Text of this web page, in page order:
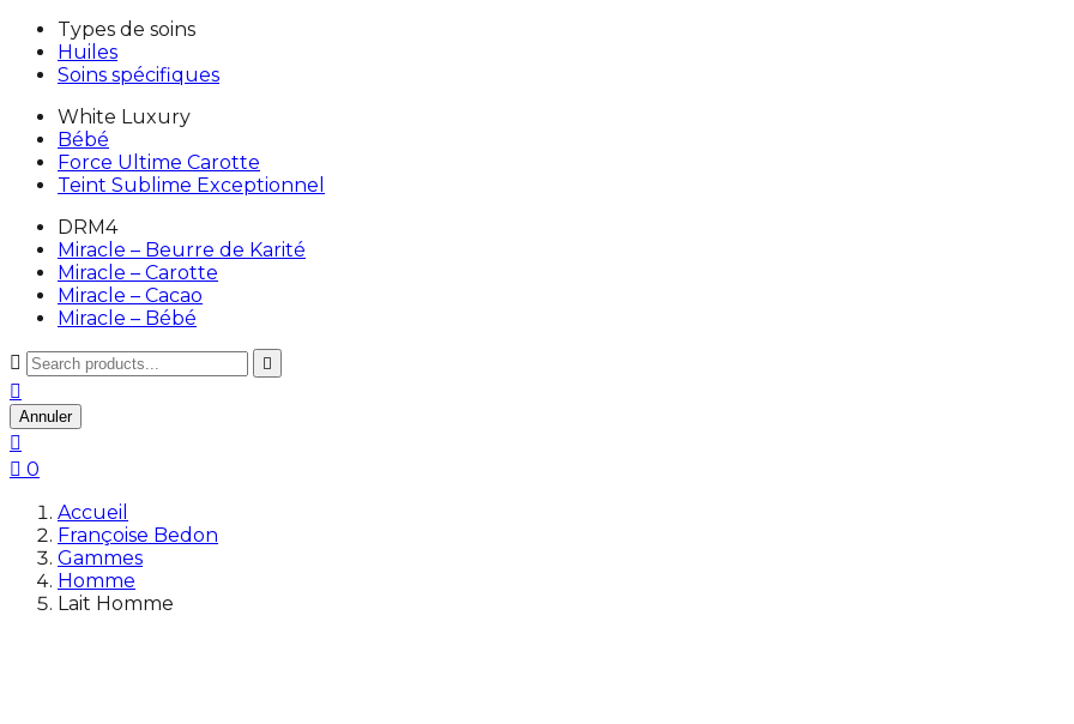
Types de soins
Huiles
Soins spécifiques
White Luxury
Bébé
Force Ultime Carotte
Teint Sublime Exceptionnel
DRM4
Miracle – Beurre de Karité
Miracle – Carotte
Miracle – Cacao
Miracle – Bébé



Annuler

 0
Accueil
Françoise Bedon
Gammes
Homme
Lait Homme